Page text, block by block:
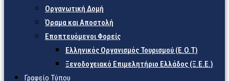
Οργανωτική Δομή
Όραμα και Αποστολή
Εποπτευόμενοι Φορείς
Eλληνικός Οργανισμός Τουρισμού (Ε.Ο.Τ)
Ξενοδοχειακό Επιμελητήριο Ελλάδος (Ξ.Ε.Ε.)
Γραφείο Τύπου